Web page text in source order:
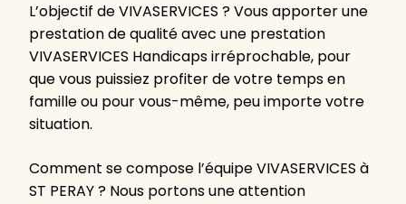
L’objectif de VIVASERVICES ? Vous apporter une
prestation de qualité avec une prestation
VIVASERVICES Handicaps irréprochable, pour
que vous puissiez profiter de votre temps en
famille ou pour vous-même, peu importe votre
situation.
Comment se compose l’équipe VIVASERVICES à
ST PERAY ? Nous portons une attention